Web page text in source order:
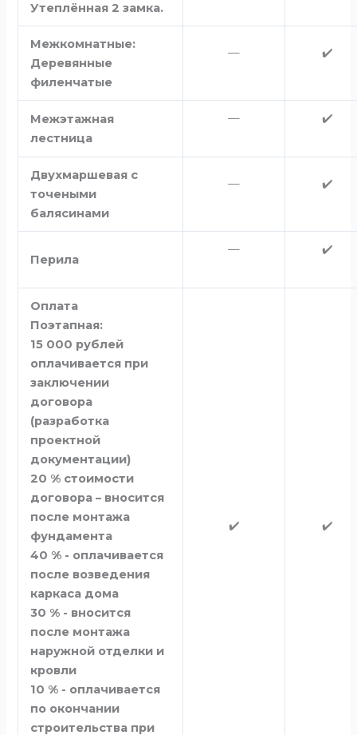
Утеплённая 2 замка.
Межкомнатные:
Деревянные
филенчатые
— ✔️
Межэтажная
лестница
— ✔️
Двухмаршевая с
точеными
балясинами
— ✔️
Перила
— ✔️
Оплата
Поэтапная:
15 000 рублей
оплачивается при
заключении
договора
(разработка
проектной
документации)
20 % стоимости
договора – вносится
после монтажа
фундамента
40 % - оплачивается
после возведения
каркаса дома
30 % - вносится
после монтажа
наружной отделки и
кровли
10 % - оплачивается
по окончании
строительства при
✔️ ✔️